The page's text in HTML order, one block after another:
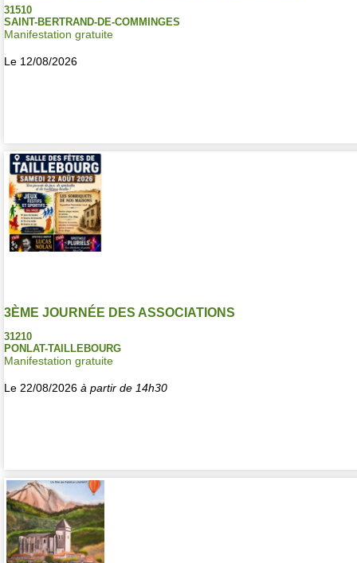
31510
SAINT-BERTRAND-DE-COMMINGES
Manifestation gratuite
Le 12/08/2026
3ÈME JOURNÉE DES ASSOCIATIONS
31210
PONLAT-TAILLEBOURG
Manifestation gratuite
Le 22/08/2026 à partir de 14h30